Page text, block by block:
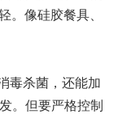
。像硅胶餐具、
毒杀菌，还能加
。但要严格控制